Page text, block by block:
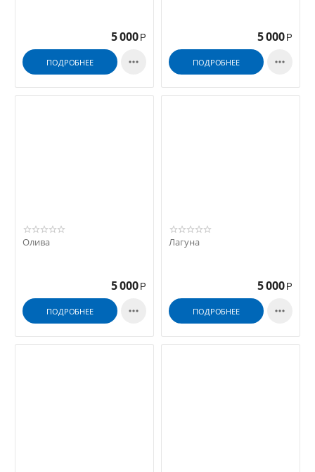
5 000 Р
ПОДРОБНЕЕ 
5 000 Р
ПОДРОБНЕЕ 
Олива
5 000 Р
ПОДРОБНЕЕ 
Лагуна
5 000 Р
ПОДРОБНЕЕ 